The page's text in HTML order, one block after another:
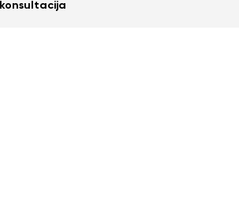
konsultacija